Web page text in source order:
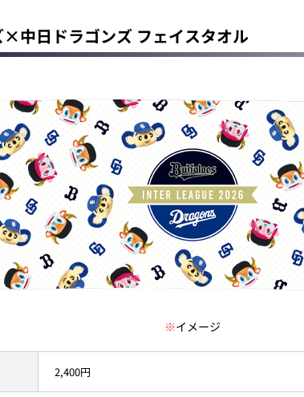
中日ドラゴンズ フェイスタオル
※イメージ
2,400円